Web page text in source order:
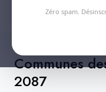
Communes
2087
Zéro spam.